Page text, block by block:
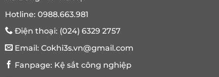
Hotline: 0988.663.981
Điện thoại: (024) 6329 2757
Email: Cokhi3s.vn@gmail.com
Fanpage: Kệ sắt công nghiệp